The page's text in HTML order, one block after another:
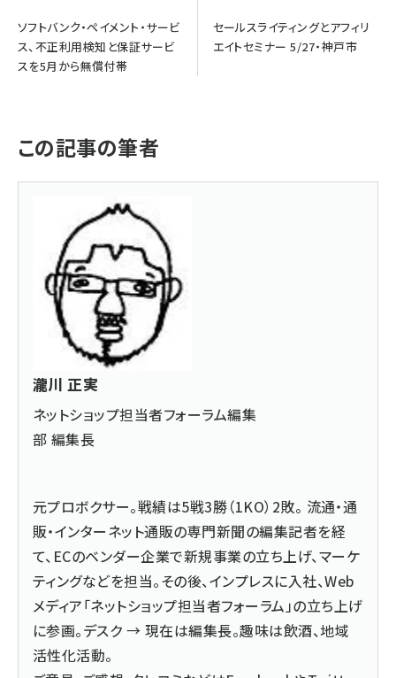
ソフトバンク・ペイメント・サービ
ス、不正利用検知と保証サービ
スを5月から無償付帯
セールスライティングとアフィリ
エイトセミナー 5/27・神戸市
この記事の筆者
瀧川 正実
ネットショップ担当者フォーラム編集
部 編集長
元プロボクサー。戦績は5戦3勝（1KO）2敗。 流通・通
販・インターネット通販の専門新聞の編集記者を経
て、ECのベンダー企業で新規事業の立ち上げ、マーケ
ティングなどを担当。その後、インプレスに入社、Web
メディア「ネットショップ担当者フォーラム」の立ち上げ
に参画。デスク → 現在は編集長。趣味は飲酒、地域
活性化活動。